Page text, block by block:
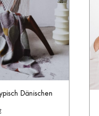
Dänischen